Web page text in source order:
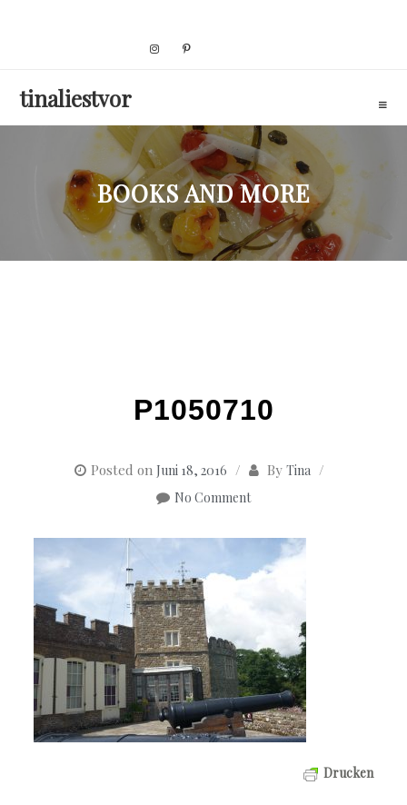
tinaliestvor
BOOKS AND MORE
P1050710
Posted on Juni 18, 2016 By Tina
No Comment
Drucken